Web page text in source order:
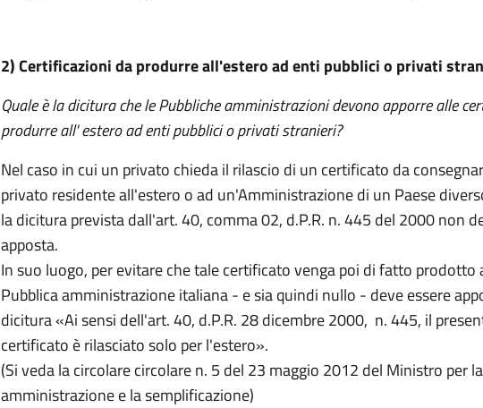
2) Certificazioni da produrre all'esteroad enti pubblici o privati
Quale è la dicitura che le Pubbliche amministrazioni devono apporre alle
produrre all' estero ad enti pubblici o privati stranieri?
Nel caso in cui un privato chieda il rilascio di un certificato da
privato residente all'estero o ad un'Amministrazione di un Paese
la dicitura prevista dall'art. 40, comma 02, d.P.R. n. 445 del 2000 non
apposta.
In suo luogo, per evitare che tale certificato venga poi di fatto prodotto
Pubblica amministrazione italiana - e sia quindi nullo - deve essere
dicitura «Ai sensi dell'art. 40, d.P.R. 28 dicembre 2000, n. 445, il
certificato è rilasciato solo per l'estero».
(Si veda la circolare circolare n. 5 del 23 maggio 2012 del Ministro per
amministrazione e la semplificazione)